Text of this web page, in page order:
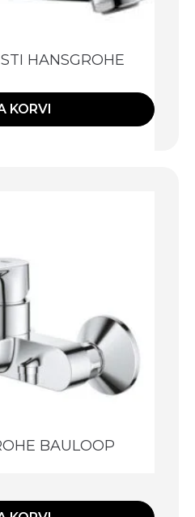
HANSGROHE
KORVI
BAULOOP